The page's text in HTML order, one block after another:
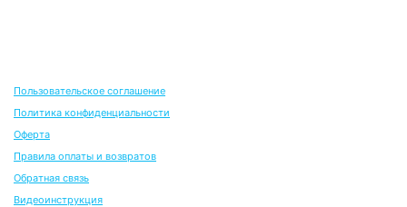
Пользовательское соглашение
Политика конфиденциальности
Оферта
Правила оплаты и возвратов
Обратная связь
Видеоинструкция